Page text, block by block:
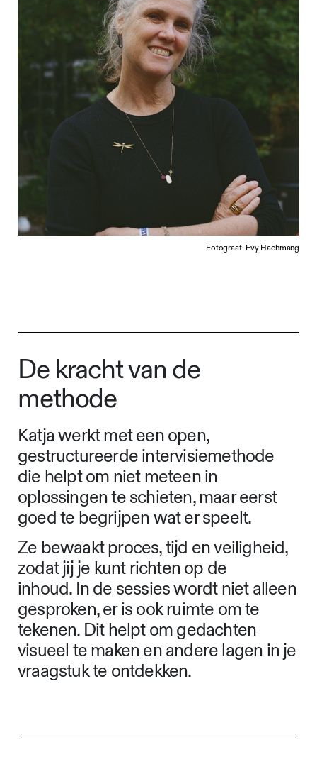
Fotograaf: Evy Hachmang
De kracht van de
methode
Katja werkt met een open,
gestructureerde intervisiemethode
die helpt om niet meteen in
oplossingen te schieten, maar eerst
goed te begrijpen wat er speelt.
Ze bewaakt proces, tijd en veiligheid,
zodat jij je kunt richten op de
inhoud. In de sessies wordt niet alleen
gesproken, er is ook ruimte om te
tekenen. Dit helpt om gedachten
visueel te maken en andere lagen in je
vraagstuk te ontdekken.